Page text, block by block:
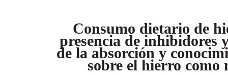
Consumo dietario de
presencia de inhibidores
de la absorción y
sobre el hierro como